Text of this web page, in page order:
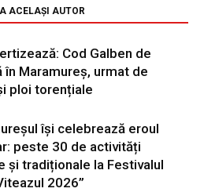
ACELAȘI AUTOR
Cod Galben de
în Maramureș, urmat de
ploi torențiale
își celebrează eroul
peste 30 de activități
și tradiționale la Festivalul
2026”